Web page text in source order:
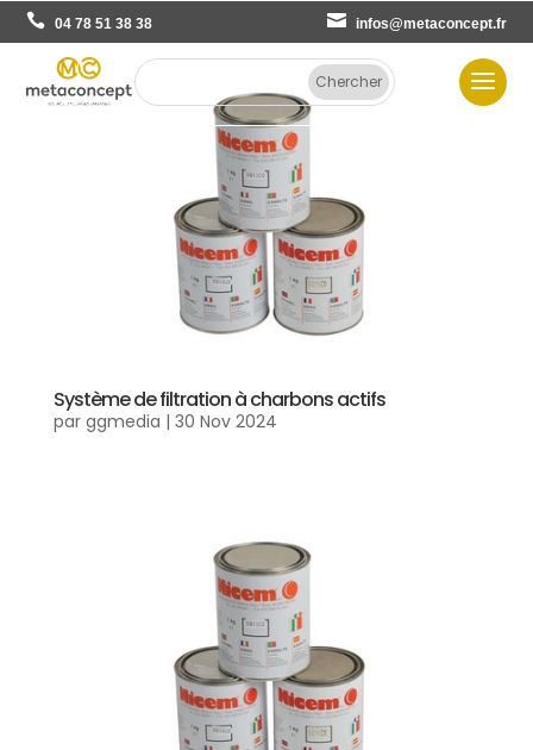
04 78 51 38 38 infos@metaconcept.fr
Système de filtration à charbons actifs
par ggmedia | 30 Nov 2024